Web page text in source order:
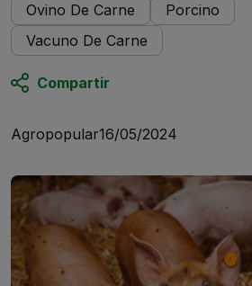
Ovino De Carne
Porcino
Vacuno De Carne
Compartir
Agropopular16/05/2024